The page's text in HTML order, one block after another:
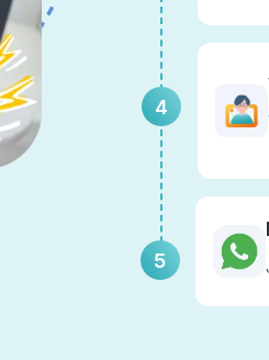
4
5